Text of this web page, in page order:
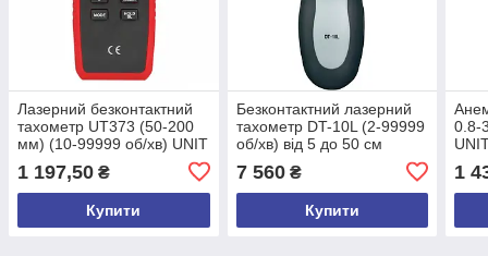
Лазерний безконтактний
тахометр UT373 (50-200
мм) (10-99999 об/хв) UNIT
1 197,50 ₴
Купити
Безконтактний лазерний
тахометр DT-10L (2-99999
об/хв) від 5 до 50 см
7 560₴
Купити
0.8-
1